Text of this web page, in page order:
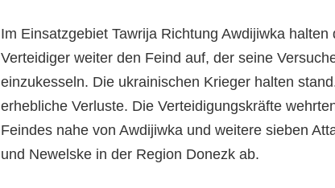
Im Einsatzgebiet Tawrija Richtung Awdijiwka halten
Verteidiger weiter den Feind auf, der seine
einzukesseln. Die ukrainischen Krieger halten
erhebliche Verluste. Die Verteidigungskräfte
Feindes nahe von Awdijiwka und weitere sieben
und Newelske in der Region Donezk ab.